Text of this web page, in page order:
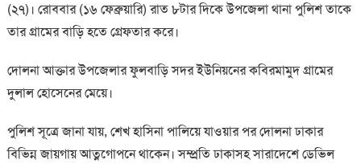
(২৭)। রোববার (১৬ ফেব্রুয়ারি) রাত ৮টার দিকে উপজেলা থানা পুলিশ তাকে
তার গ্রামের বাড়ি হতে গ্রেফতার করে।
দোলনা আক্তার উপজেলার ফুলবাড়ি সদর ইউনিয়নের কবিরমামুদ গ্রামের
দুলাল হোসেনের মেয়ে।
পুলিশ সূত্রে জানা যায়, শেখ হাসিনা পালিয়ে যাওয়ার পর দোলনা ঢাকার
বিভিন্ন জায়গায় আত্নগোপনে থাকেন। সম্প্রতি ঢাকাসহ সারাদেশে ডেভিল